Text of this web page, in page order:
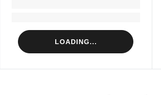
LOADING...